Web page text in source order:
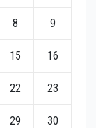
8 9
15 16
22 23
29 30